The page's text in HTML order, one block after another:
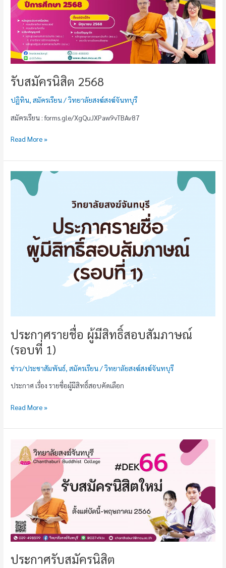
รับสมัครนิสิต 2568
ปฏิทิน,สมัครเรียน/วิทยาลัยสงฆ์สงฆ์จันทบุรี
สมัครเรียน : forms.gle/XgQuJXPaw9vTBAv87
Read More »
ประกาศรายชื่อ ผู้มีสิทธิ์สอบสัมภาษณ์
(รอบที่ 1)
ข่าว/ประชาสัมพันธ์,สมัครเรียน/วิทยาลัยสงฆ์สงฆ์จันทบุรี
ประกาศ เรื่อง รายชื่อผู้มีสิทธิ์สอบคัดเลือก
สัมภาษณ์
Read More »
ประกาศรับสมัครนิสิต
ประกาศ
รับ
สมัคร
นิสิต